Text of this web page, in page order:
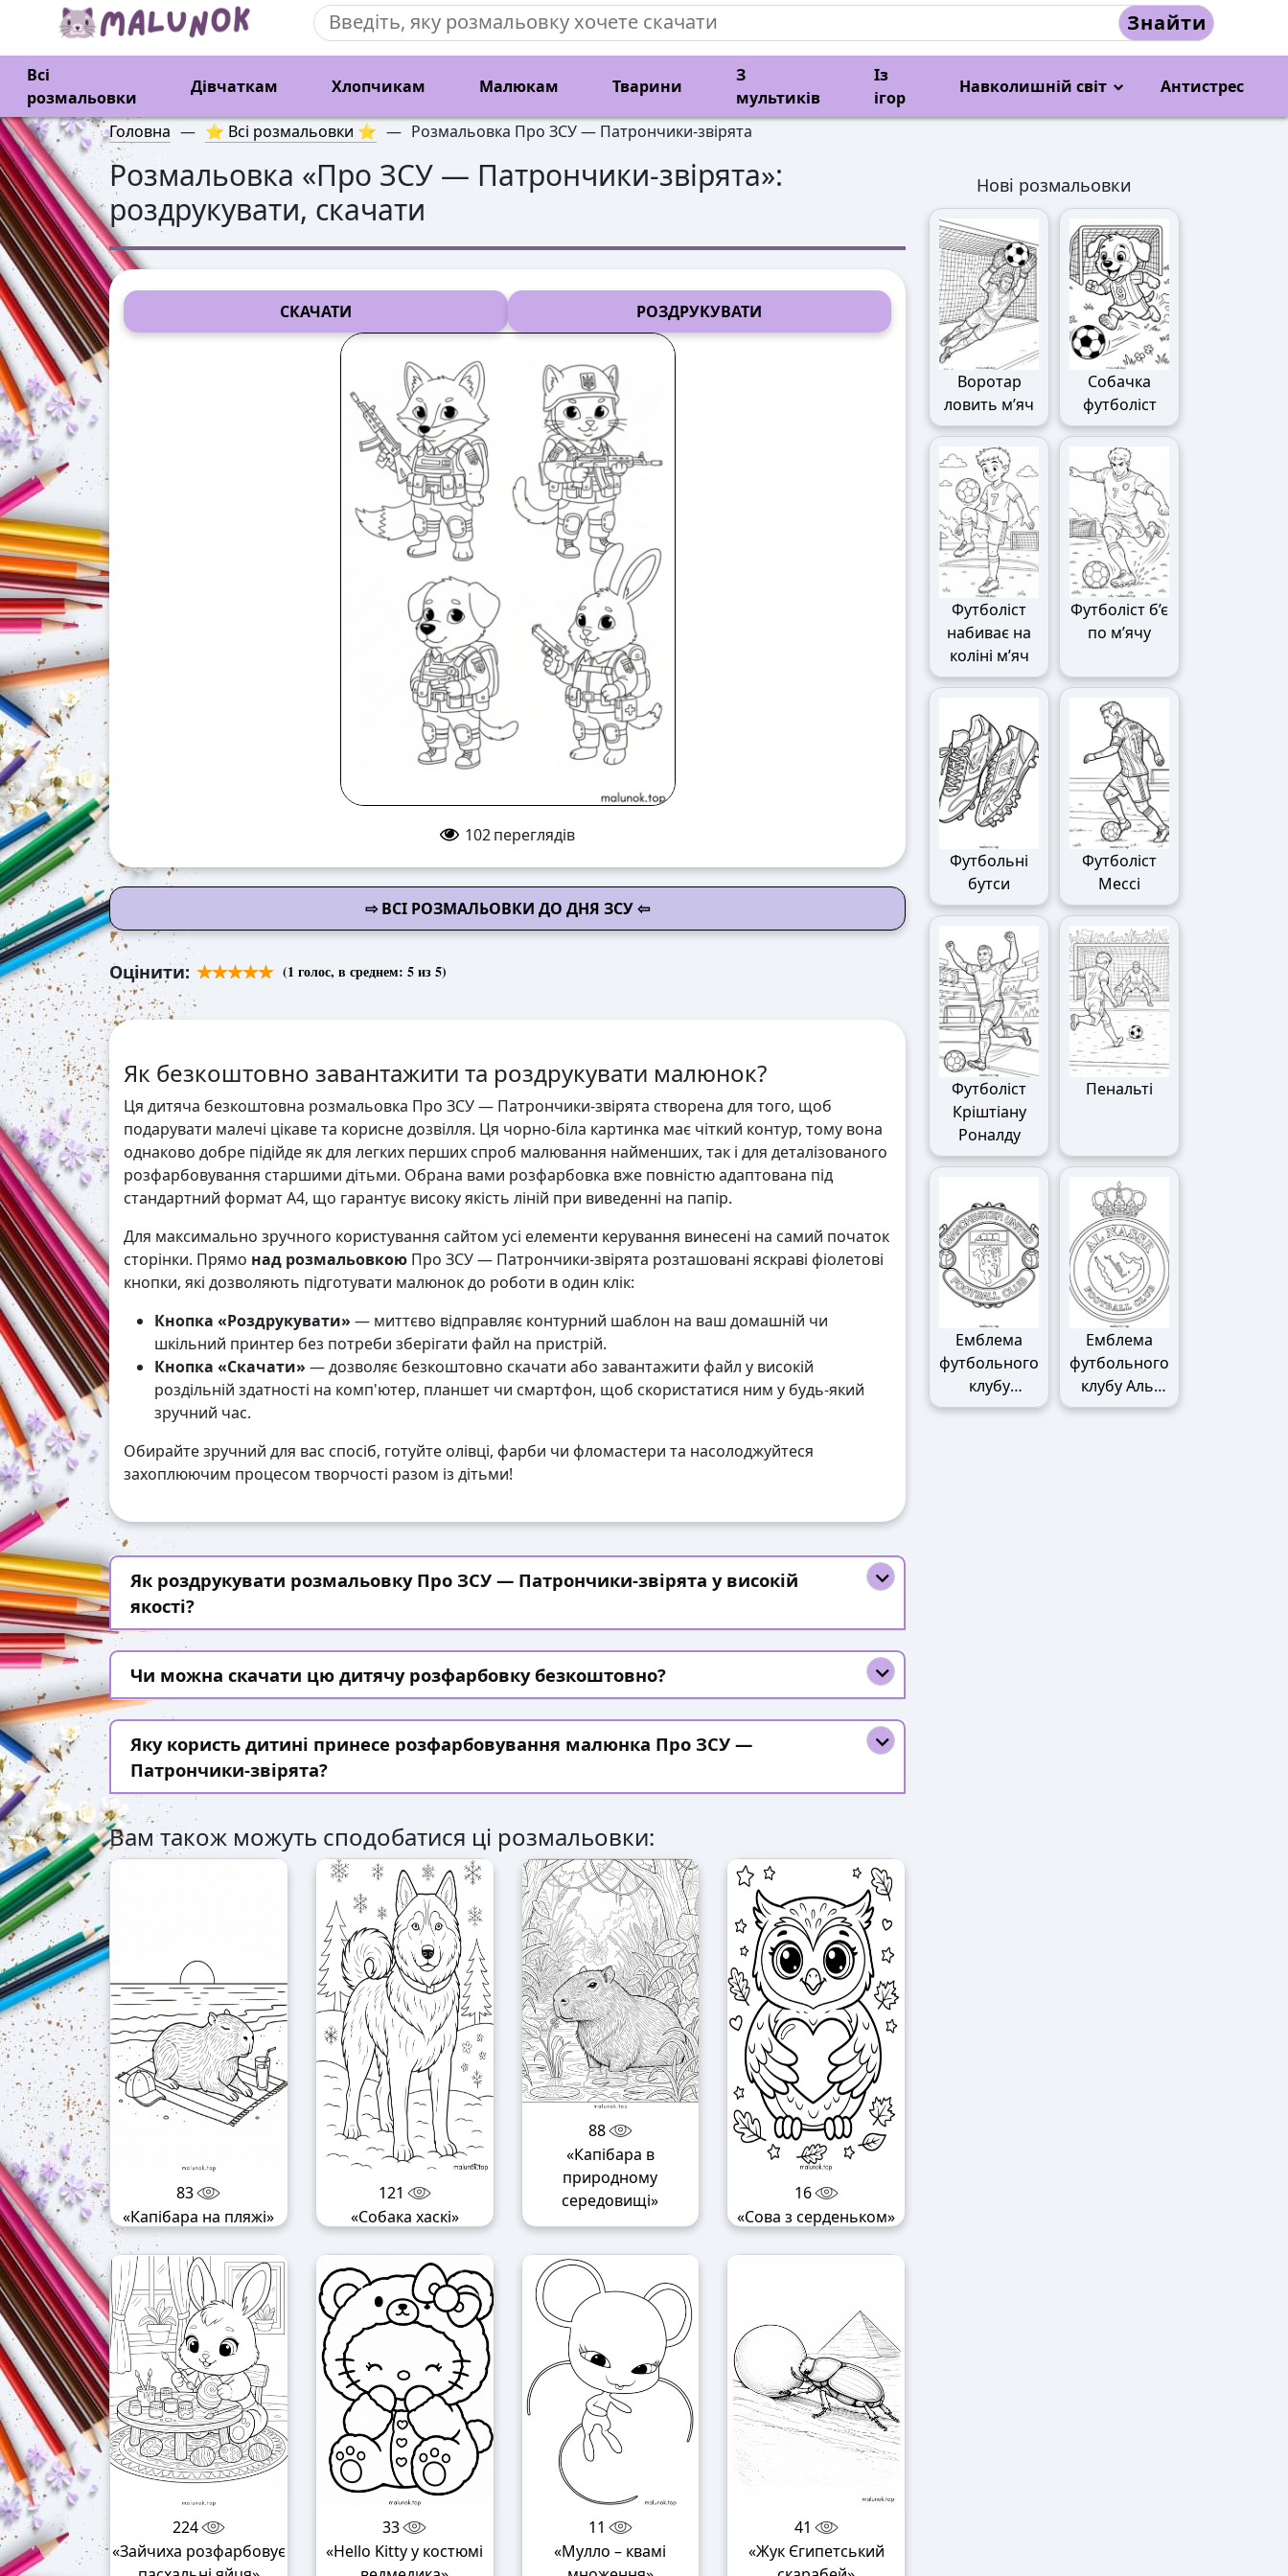
Знайти
Всі
розмальовки
Дівчаткам Хлопчикам Малюкам Тварини
З
мультиків
Із
ігор
Навколишній світ Антистрес
Головна — ⭐ Всі розмальовки ⭐ — Розмальовка Про ЗСУ — Патрончики-звірята
Розмальовка «Про ЗСУ — Патрончики-звірята»:
роздрукувати, скачати
СКАЧАТИ РОЗДРУКУВАТИ
102переглядів
⇨ ВСІ РОЗМАЛЬОВКИ ДО ДНЯ ЗСУ ⇦
Оцінити: (1 голос, в среднем: 5из 5)
Як безкоштовно завантажити та роздрукувати малюнок?
Ця дитяча безкоштовна розмальовка Про ЗСУ — Патрончики-звірята створена для того, щоб
подарувати малечі цікаве та корисне дозвілля. Ця чорно-біла картинка має чіткий контур, тому вона
однаково добре підійде як для легких перших спроб малювання найменших, так і для деталізованого
розфарбовування старшими дітьми. Обрана вами розфарбовка вже повністю адаптована під
стандартний формат А4, що гарантує високу якість ліній при виведенні на папір.
Для максимально зручного користування сайтом усі елементи керування винесені на самий початок
сторінки. Прямо над розмальовкою Про ЗСУ — Патрончики-звірята розташовані яскраві фіолетові
кнопки, які дозволяють підготувати малюнок до роботи в один клік:
Кнопка «Роздрукувати» — миттєво відправляє контурний шаблон на ваш домашній чи
шкільний принтер без потреби зберігати файл на пристрій.
Кнопка «Скачати» — дозволяє безкоштовно скачати або завантажити файл у високій
роздільній здатності на комп'ютер, планшет чи смартфон, щоб скористатися ним у будь-який
зручний час.
Обирайте зручний для вас спосіб, готуйте олівці, фарби чи фломастери та насолоджуйтеся
захоплюючим процесом творчості разом із дітьми!
Як роздрукувати розмальовку Про ЗСУ — Патрончики-звірята у високій
якості?
Чи можна скачати цю дитячу розфарбовку безкоштовно?
Яку користь дитині принесе розфарбовування малюнка Про ЗСУ —
Патрончики-звірята?
Вам також можуть сподобатися ці розмальовки:
83
«Капібара на пляжі»
121
«Собака хаскі»
88
«Капібара в
природному
середовищі»
16
«Сова з серденьком»
224
«Зайчиха розфарбовує
33
«Hello Kitty у костюмі
11
«Мулло – квамі
41
«Жук Єгипетський
Нові розмальовки
Воротар
ловить м’яч
Собачка
футболіст
Футболіст
набиває на
коліні м’яч
Футболіст б’є
по м’ячу
Футбольні
бутси
Футболіст
Мессі
Футболіст
Кріштіану
Роналду
Пенальті
Емблема
футбольного
клубу
Манчестер
Емблема
футбольного
клубу Аль-
Наср